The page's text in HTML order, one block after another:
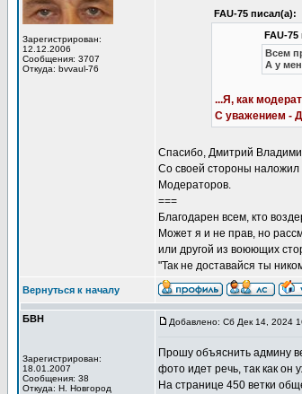
Зарегистрирован:
12.12.2006
Сообщения: 3707
Откуда: bvvaul-76
FAU-75 писал(а):
FAU-75
Всем
А у
...Я, как
С уважением -
Спасибо, Дмитрий
Со своей стороны наложил
Модераторов.
===
Благодарен всем, кто
Может я и не прав, но
или другой из воюющих
"Так не доставайся ты
Вернуться к началу
БВН
Зарегистрирован:
18.01.2007
Сообщения: 38
Откуда: Н. Новгород
Добавлено: Сб Дек 14, 2024
Прошу объяснить админу
фото идет речь, так как
На странице 450 ветки